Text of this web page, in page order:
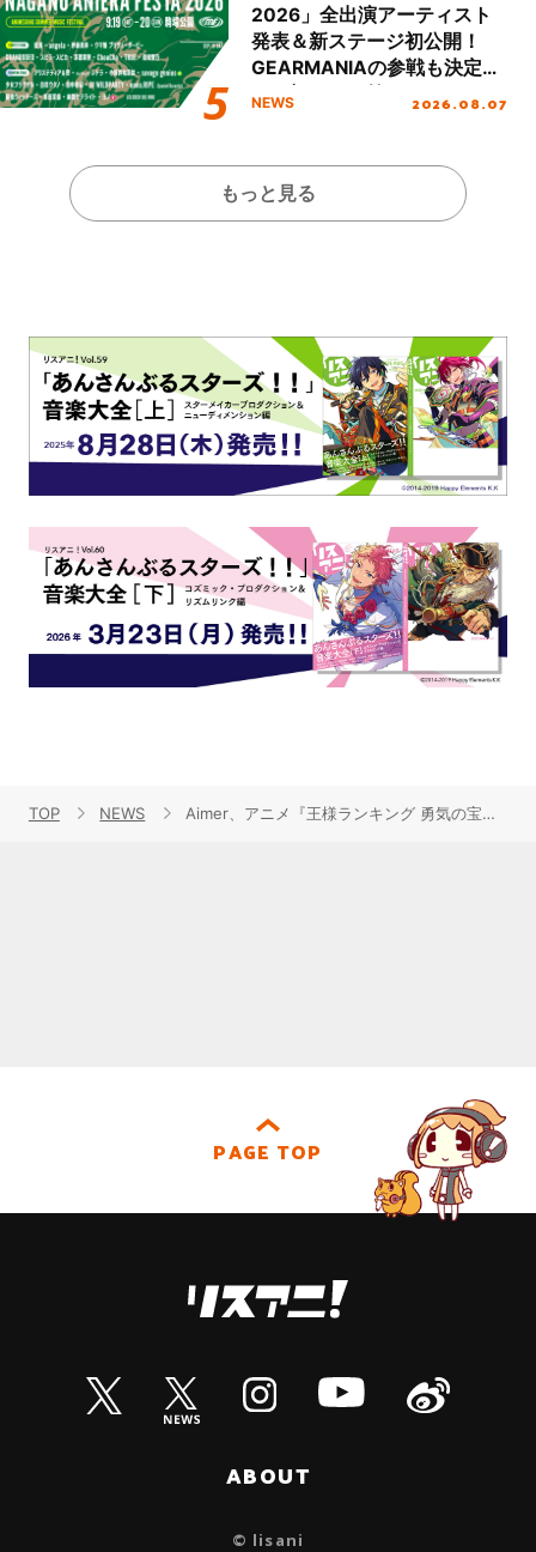
2026」全出演アーティスト
発表＆新ステージ初公開！
GEARMANIAの参戦も決定
し、初となる第3ステージの
NEWS 2026.08.07
もっと見る
TOP NEWS Aimer、アニメ『王様ランキング 勇気の宝箱』EDテーマシングルジャケ写・収録内容公開！
PAGE TOP
ABOUT
© lisani